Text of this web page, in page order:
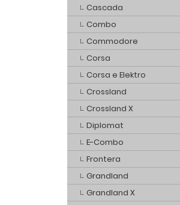
Cascada
Combo
Commodore
Corsa
Corsa e Elektro
Crossland
Crossland X
Diplomat
E-Combo
Frontera
Grandland
Grandland X